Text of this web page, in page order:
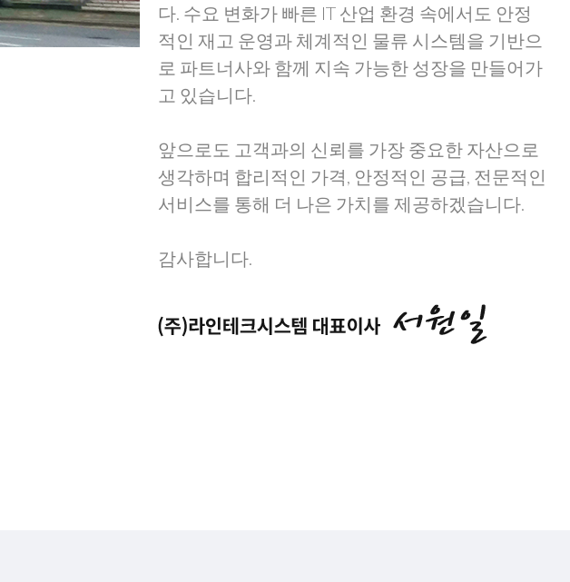
다. 수요 변화가 빠른 IT 산업 환경 속에서도 안정
적인 재고 운영과 체계적인 물류 시스템을 기반으
로 파트너사와 함께 지속 가능한 성장을 만들어가
고 있습니다.
앞으로도 고객과의 신뢰를 가장 중요한 자산으로
생각하며 합리적인 가격, 안정적인 공급, 전문적인
서비스를 통해 더 나은 가치를 제공하겠습니다.
감사합니다.